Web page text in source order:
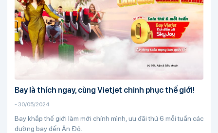
Bay là thích ngay, cùng Vietjet chinh phục thế giới!
-30/05/2024
Bay khắp thế giới làm mới chính mình, ưu đãi thứ 6 mỗi tuần các
đường bay đến Ấn Độ.